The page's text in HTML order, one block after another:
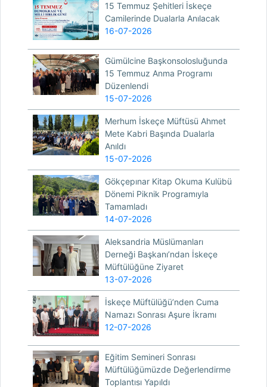
15 Temmuz Şehitleri İskeçe
Camilerinde Dualarla Anılacak
16-07-2026
Gümülcine Başkonsolosluğunda
15 Temmuz Anma Programı
Düzenlendi
15-07-2026
Merhum İskeçe Müftüsü Ahmet
Mete Kabri Başında Dualarla
Anıldı
15-07-2026
Gökçepınar Kitap Okuma Kulübü
Dönemi Piknik Programıyla
Tamamladı
14-07-2026
Aleksandria Müslümanları
Derneği Başkanı’ndan İskeçe
Müftülüğüne Ziyaret
13-07-2026
İskeçe Müftülüğü’nden Cuma
Namazı Sonrası Aşure İkramı
12-07-2026
Eğitim Semineri Sonrası
Müftülüğümüzde Değerlendirme
Toplantısı Yapıldı